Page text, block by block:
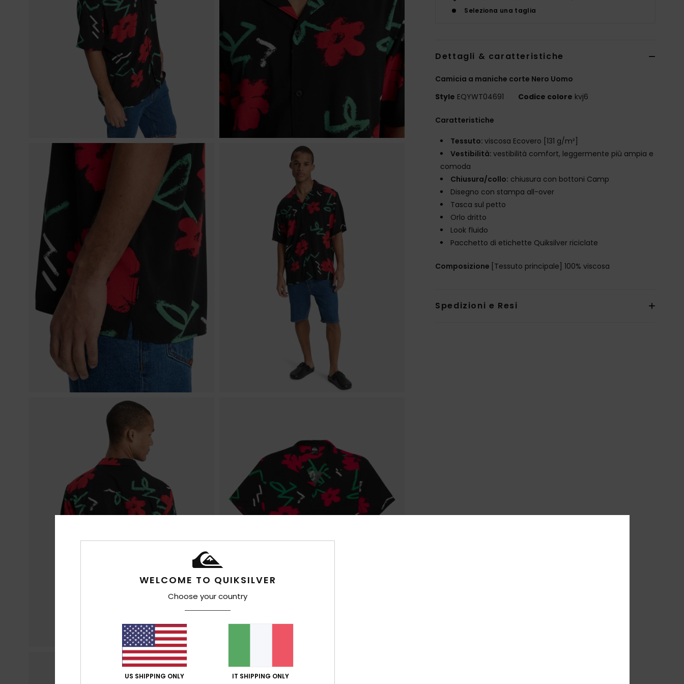
Seleziona una taglia
Dettagli & caratteristiche
Camicia a maniche corte Nero Uomo
Style EQYWT04691 Codice colore kvj6
Caratteristiche
Tessuto:viscosa Ecovero [131 g/m²]
Vestibilità:vestibilità comfort, leggermente più ampia e
comoda
Chiusura/collo: chiusura con bottoni Camp
Disegno con stampa all-over
Tasca sul petto
Orlo dritto
Look fluido
Pacchetto di etichette Quiksilver riciclate
Composizione [Tessuto principale] 100% viscosa
Spedizioni e Resi
WELCOME TO QUIKSILVER
Choose your country
US SHIPPING ONLY IT SHIPPING ONLY